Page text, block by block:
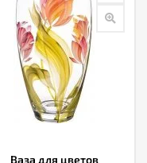
Ваза для цветов